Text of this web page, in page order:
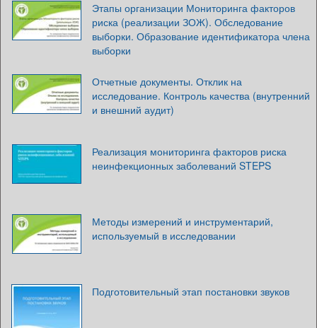
Этапы организации Мониторинга факторов
риска (реализации ЗОЖ). Обследование
выборки. Образование идентификатора члена
выборки
Отчетные документы. Отклик на
исследование. Контроль качества (внутренний
и внешний аудит)
Реализация мониторинга факторов риска
неинфекционных заболеваний STEPS
Методы измерений и инструментарий,
используемый в исследовании
Подготовительный этап постановки звуков